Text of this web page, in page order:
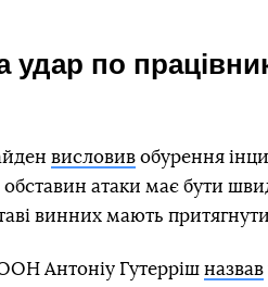
удар по
висловив обурення
обставин атаки має бути
винних мають
Антоніу Гутерріш назвав